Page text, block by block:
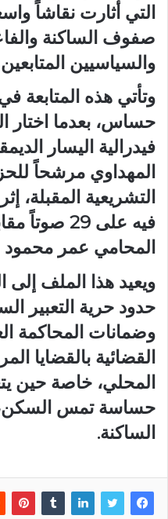
التي أثارت نقاشاً
صفوف الساكنة
والسياسيين
وتأتي هذه
حساس، بعدما اختار
فيدرالية اليسار
المهداوي مرشحاً
التشريعية
المحامي عمر محمود
ويعيد هذا الملف
حدود حرية التعبير
وضمانات المحاكمة
القضائية بالقضايا
المحلي، خاصة حين
حساسة تمس السكن،
الساكنة.